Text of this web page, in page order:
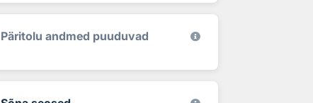
Päritolu andmed puuduvad